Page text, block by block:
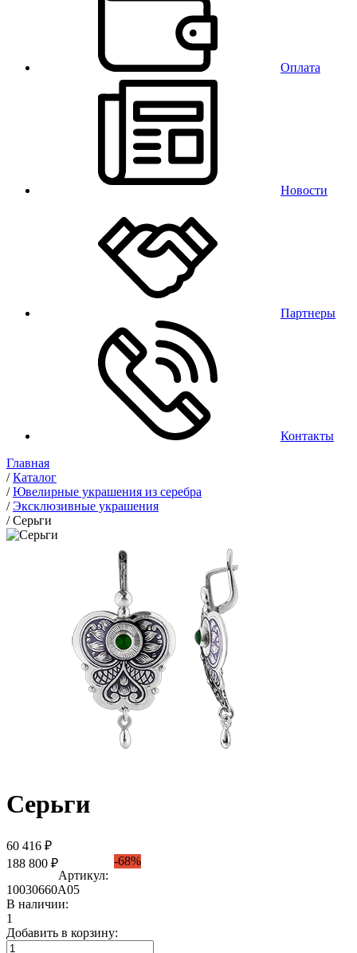
Оплата
Новости
Партнеры
Контакты
Главная
/Каталог
/Ювелирные украшения из серебра
/Эксклюзивные украшения
/Серьги
Серьги
60 416 ₽
188 800 ₽
-68%
Артикул:
10030660А05
В наличии:
1
Добавить в корзину: